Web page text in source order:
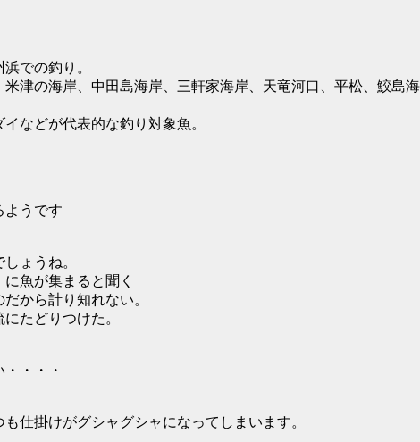
での釣り。
津の海岸、中田島海岸、三軒家海岸、天竜河口、平松、鮫島
などが代表的な釣り対象魚。
ようです
ょうね。
魚が集まると聞く
から計り知れない。
たどりつけた。
・・・
仕掛けがグシャグシャになってしまいます。